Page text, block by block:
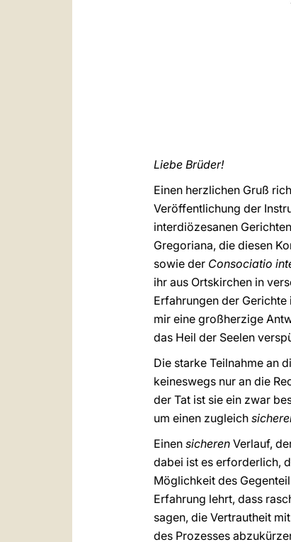
Liebe Brüder!
Einen herzlichen Gruß
Veröffentlichung der
interdiözesanen
Gregoriana, die diesen
sowie der Consociatio
ihr aus Ortskirchen in
Erfahrungen der
mir eine großherzige
das Heil der Seelen
Die starke Teilnahme an
keineswegs nur an die
der Tat ist sie ein zwar
um einen zugleich
Einen sicheren Verlauf,
dabei ist es erforderlich,
Möglichkeit des
Erfahrung lehrt, dass
sagen, die Vertrautheit
des Prozesses